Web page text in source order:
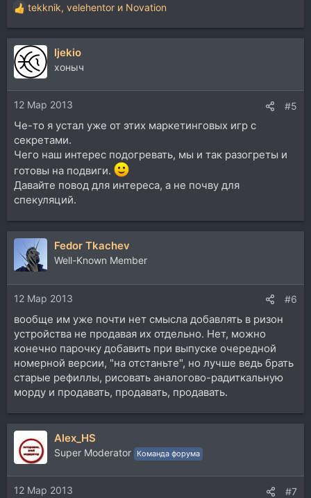
Р
е
а
к
ц
и
и
:
tekknik, velehentor и Novation
ljekio
хоныч
12 Мар 2013 #5
Че-то я устал уже от этих маркетинговых игр с
секретами.
Чего наш интерес подогревать, мы и так разогреты и
готовы на подвиги.
Давайте повод для интереса, а не почву для
спекуляций.
Fedor Tkachev
Well-Known Member
12 Мар 2013 #6
вообще им уже почти нет смысла добавлять в ризон
устройства не продавая их отдельно. Нет, можно
конечно парочку добавить при выпуске очередной
номерной версии, "на отстаньте", но лучше ведь брать
старые рефиллы, рисовать аналогово-радиткальную
морду и продавать, продавать, продавать.
Alex_HS
Super Moderator Команда форума
12 Мар 2013 #7